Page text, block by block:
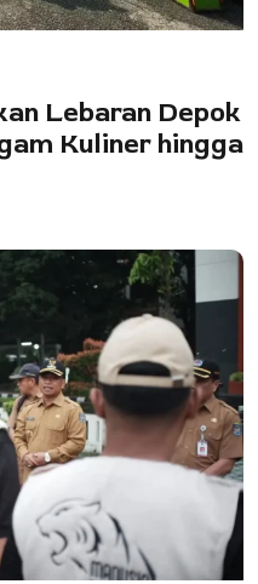
Lebaran Depok
Kuliner hingga